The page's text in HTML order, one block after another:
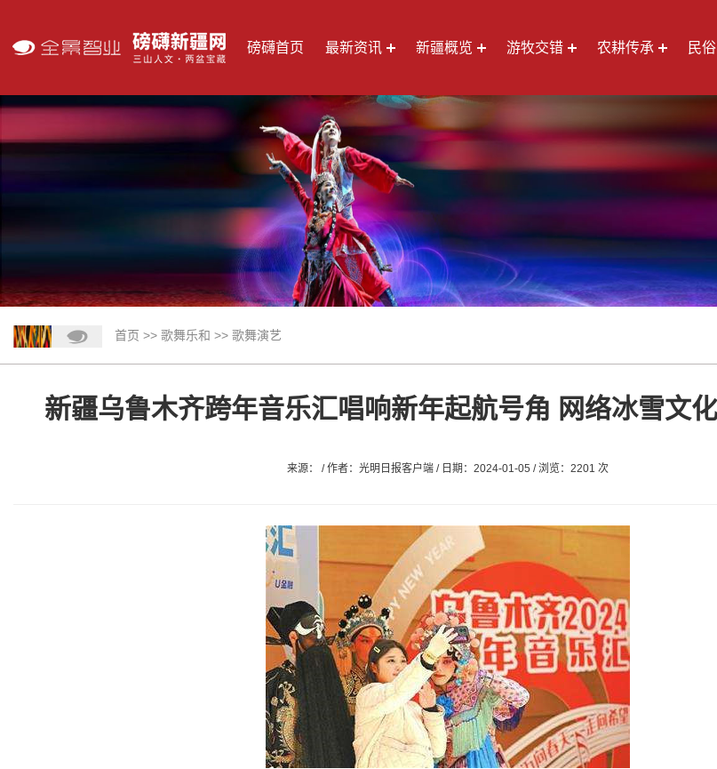
磅礴首页 最新资讯 新疆概览 游牧交错 农耕传承 民
首页 >> 歌舞乐和 >> 歌舞演艺
新疆乌鲁木齐跨年音乐汇唱响新年起航号角 网络冰雪文
来源： / 作者：光明日报客户端 / 日期：2024-01-05 / 浏览：2201 次